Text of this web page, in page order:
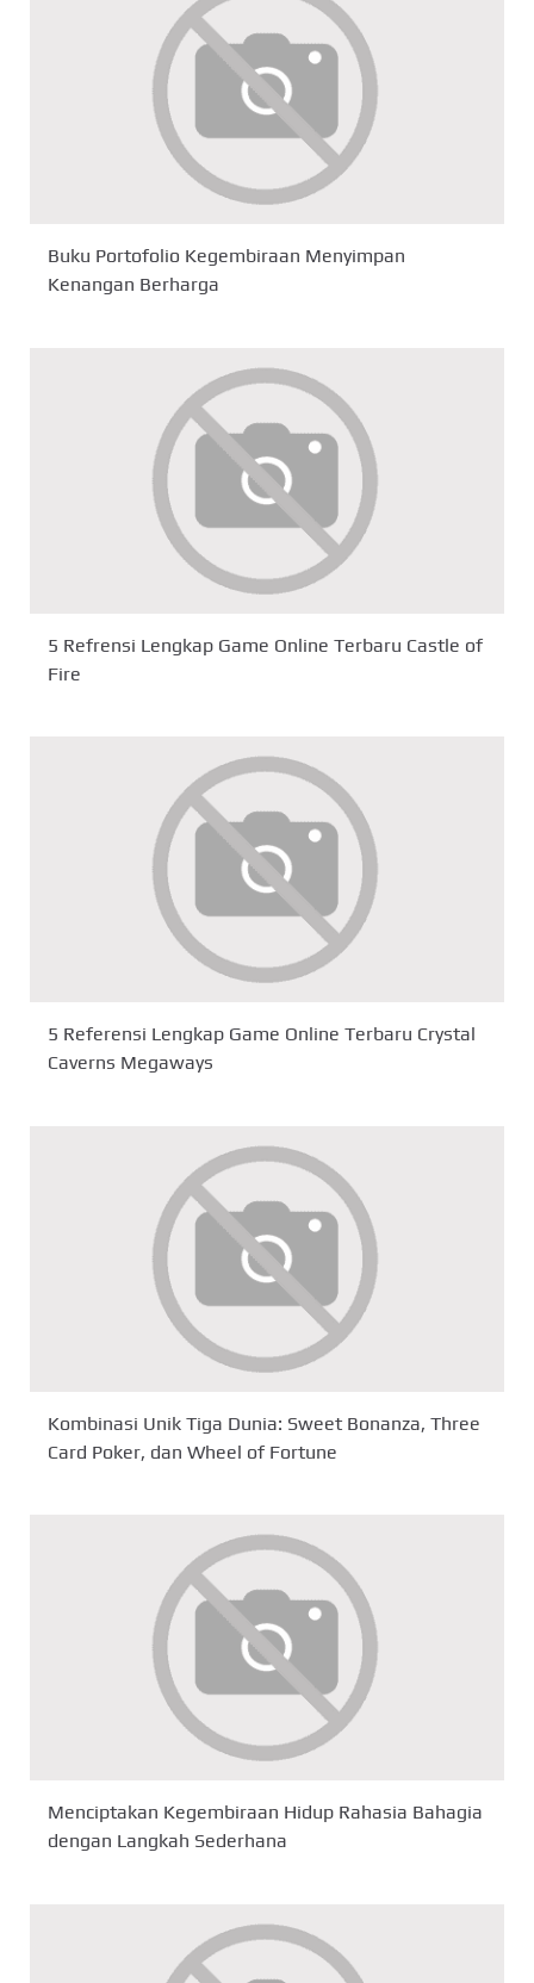
Buku Portofolio Kegembiraan Menyimpan
Kenangan Berharga
5 Refrensi Lengkap Game Online Terbaru Castle of
Fire
5 Referensi Lengkap Game Online Terbaru Crystal
Caverns Megaways
Kombinasi Unik Tiga Dunia: Sweet Bonanza, Three
Card Poker, dan Wheel of Fortune
Menciptakan Kegembiraan Hidup Rahasia Bahagia
dengan Langkah Sederhana